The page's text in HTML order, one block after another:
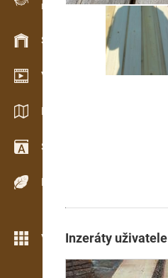
Evidence dřeva v terénu
Skladové hospodářství
Video showroom
Katalogy / Brožury
Slovník
Dřeviny
Více možností
Inzeráty